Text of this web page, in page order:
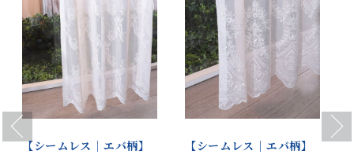
Previous
【シームレス｜エバ柄】
【シームレス｜エバ柄】
Next